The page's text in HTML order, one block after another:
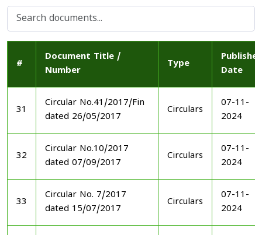
#
Document Title /
Number
Type
Date
31
Circular No.41/2017/Fin
dated 26/05/2017
Circulars
07-11-
2024
32
Circular No.10/2017
dated 07/09/2017
Circulars
07-11-
2024
33
Circular No. 7/2017
dated 15/07/2017
Circulars
07-11-
2024